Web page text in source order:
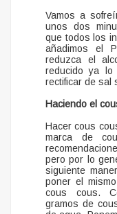
Vamos a
unos dos
que todos los
añadimos el
reduzca el
reducido ya lo
rectificar de sal
Haciendo el
Hacer cous
marca de
pero por lo
siguiente
poner el
cous cous.
gramos de